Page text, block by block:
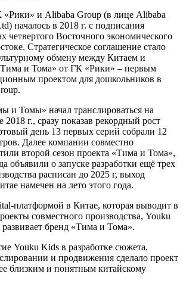
«Рики» и Alibaba Group (в лице Alibaba
началось в 2018 г. с подписания
четвертого Восточного экономического
Стратегическое соглашение стало
обмену между Китаем и
и Тома» от ГК «Рики» – первым
проектом для дошкольников в
и Томы» начал транслироваться на
г., сразу показав рекордный рост
день 13 первых серий собрали 12
Далее компании совместно
второй сезон проекта «Тима и Тома»,
объявили о запуске разработки ещё трех
расписан до 2025 г, выход
намечен на лето этого года.
платформой в Китае, которая выводит в
совместного производства, Youku
бренд «Тима и Тома».
Youku Kids в разработке сюжета,
и продвижения сделало проект
близким и понятным китайскому